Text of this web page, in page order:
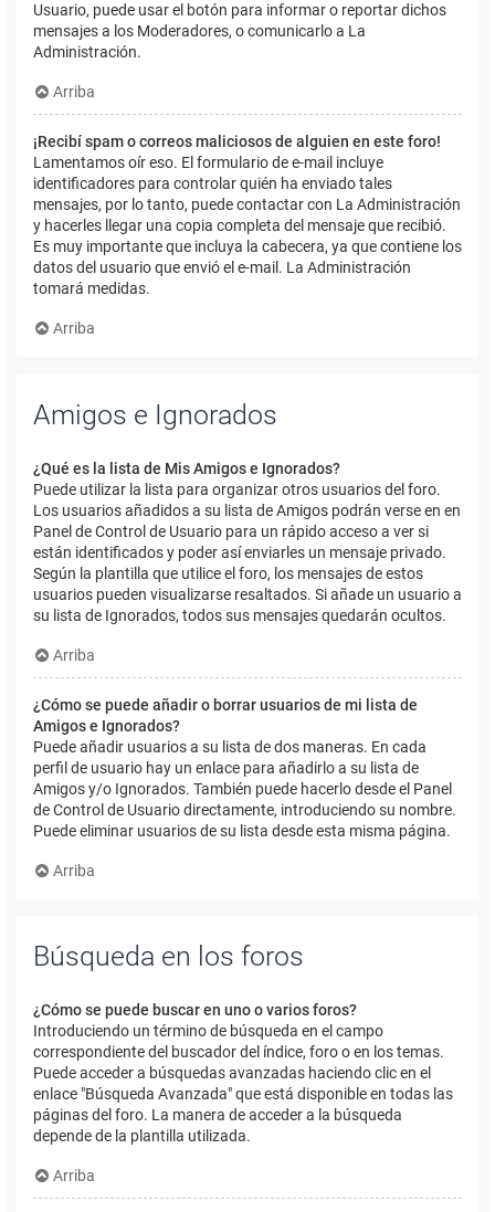
Usuario, puede usar el botón para informar o reportar dichos
mensajes a los Moderadores, o comunicarlo a La
Administración.
Arriba
¡Recibí spam o correos maliciosos de alguien en este foro!
Lamentamos oír eso. El formulario de e-mail incluye
identificadores para controlar quién ha enviado tales
mensajes, por lo tanto, puede contactar con La Administración
y hacerles llegar una copia completa del mensaje que recibió.
Es muy importante que incluya la cabecera, ya que contiene los
datos del usuario que envió el e-mail. La Administración
tomará medidas.
Arriba
Amigos e Ignorados
¿Qué es la lista de Mis Amigos e Ignorados?
Puede utilizar la lista para organizar otros usuarios del foro.
Los usuarios añadidos a su lista de Amigos podrán verse en en
Panel de Control de Usuario para un rápido acceso a ver si
están identificados y poder así enviarles un mensaje privado.
Según la plantilla que utilice el foro, los mensajes de estos
usuarios pueden visualizarse resaltados. Si añade un usuario a
su lista de Ignorados, todos sus mensajes quedarán ocultos.
Arriba
¿Cómo se puede añadir o borrar usuarios de mi lista de
Amigos e Ignorados?
Puede añadir usuarios a su lista de dos maneras. En cada
perfil de usuario hay un enlace para añadirlo a su lista de
Amigos y/o Ignorados. También puede hacerlo desde el Panel
de Control de Usuario directamente, introduciendo su nombre.
Puede eliminar usuarios de su lista desde esta misma página.
Arriba
Búsqueda en los foros
¿Cómo se puede buscar en uno o varios foros?
Introduciendo un término de búsqueda en el campo
correspondiente del buscador del índice, foro o en los temas.
Puede acceder a búsquedas avanzadas haciendo clic en el
enlace "Búsqueda Avanzada" que está disponible en todas las
páginas del foro. La manera de acceder a la búsqueda
depende de la plantilla utilizada.
Arriba